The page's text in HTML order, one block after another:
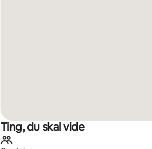
Ting, du skal vide